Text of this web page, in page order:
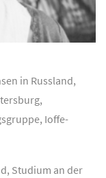
in Russland,
Ioffe-
Studium an der